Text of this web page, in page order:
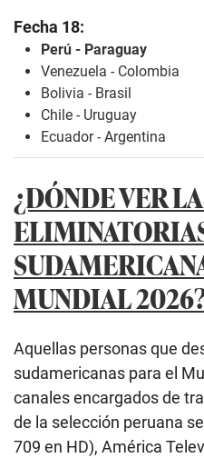
Fecha 18:
Perú - Paraguay
Venezuela - Colombia
Bolivia - Brasil
Chile - Uruguay
Ecuador - Argentina
¿DÓNDE VER
MUNDIAL
Aquellas personas que
sudamericanas para el
canales encargados de
de la selección peruana
709 en HD), América